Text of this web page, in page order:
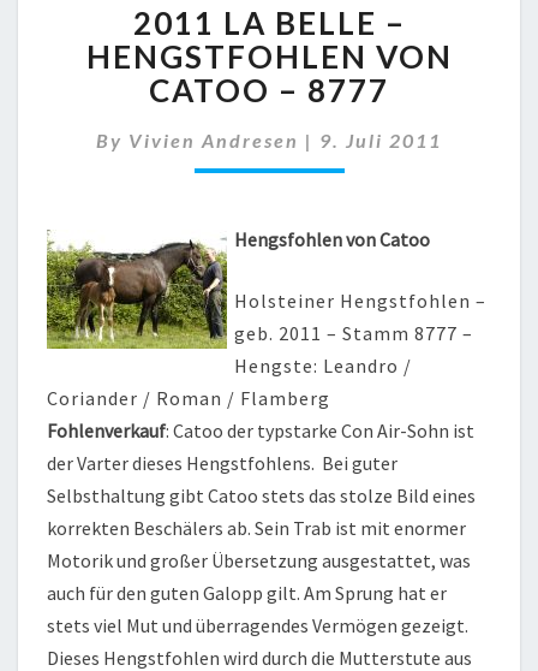
LA
BELLE
–
HENGSTFOHLEN
CATOO
–
2011 LA BELLE –
HENGSTFOHLEN VON
CATOO – 8777
By Vivien Andresen | 9. Juli 2011
Hengsfohlen von Catoo
Holsteiner Hengstfohlen –
geb. 2011 – Stamm 8777 –
Hengste: Leandro /
Coriander / Roman / Flamberg
Fohlenverkauf: Catoo der typstarke Con Air-Sohn ist
der Varter dieses Hengstfohlens. Bei guter
Selbsthaltung gibt Catoo stets das stolze Bild eines
korrekten Beschälers ab. Sein Trab ist mit enormer
Motorik und großer Übersetzung ausgestattet, was
auch für den guten Galopp gilt. Am Sprung hat er
stets viel Mut und überragendes Vermögen gezeigt.
Dieses Hengstfohlen wird durch die Mutterstute aus